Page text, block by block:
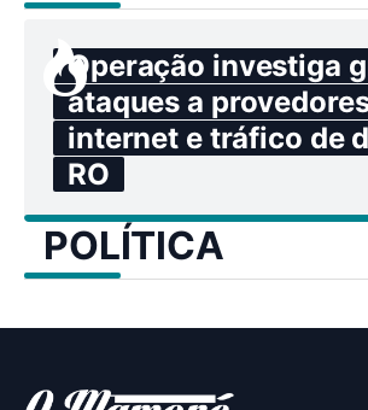
Operação investiga
ataques a
internet e tráfico de
RO
POLÍTICA